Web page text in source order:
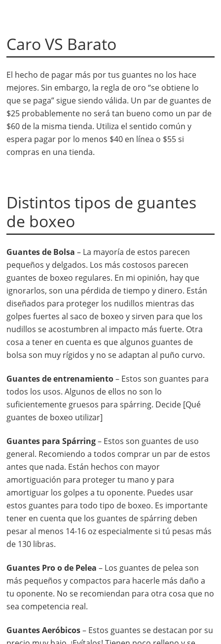
Caro VS Barato
El hecho de pagar más por tus guantes no los hace
mejores. Sin embargo, la regla de oro “se obtiene lo
que se paga” sigue siendo válida. Un par de guantes de
$25 probablemente no será tan bueno como un par de
$60 de la misma tienda. Utiliza el sentido común y
espera pagar por lo menos $40 en línea o $55 si
compras en una tienda.
Distintos tipos de guantes
de boxeo
Guantes de Bolsa – La mayoría de estos parecen
pequeños y delgados. Los más costosos parecen
guantes de boxeo regulares. En mi opinión, hay que
ignorarlos, son una pérdida de tiempo y dinero. Están
diseñados para proteger los nudillos mientras das
golpes fuertes al saco de boxeo y sirven para que los
nudillos se acostumbren al impacto más fuerte. Otra
cosa a tener en cuenta es que algunos guantes de
bolsa son muy rígidos y no se adaptan al puño curvo.
Guantes de entrenamiento– Estos son guantes para
todos los usos. Algunos de ellos no son lo
suficientemente gruesos para spárring. Decide [Qué
guantes de boxeo utilizar]
Guantes para Spárring– Estos son guantes de uso
general. Recomiendo a todos comprar un par de estos
antes que nada. Están hechos con mayor
amortiguación para proteger tu mano y para
amortiguar los golpes a tu oponente. Puedes usar
estos guantes para todo tipo de boxeo. Es importante
tener en cuenta que los guantes de spárring deben
pesar al menos 14-16 oz especialmente si tú pesas más
de 130 libras.
Guantes Pro o de Pelea– Los guantes de pelea son
más pequeños y compactos para hacerle más daño a
tu oponente. No se recomiendan para otra cosa que no
sea competencia real.
Guantes Aeróbicos– Estos guantes se destacan por su